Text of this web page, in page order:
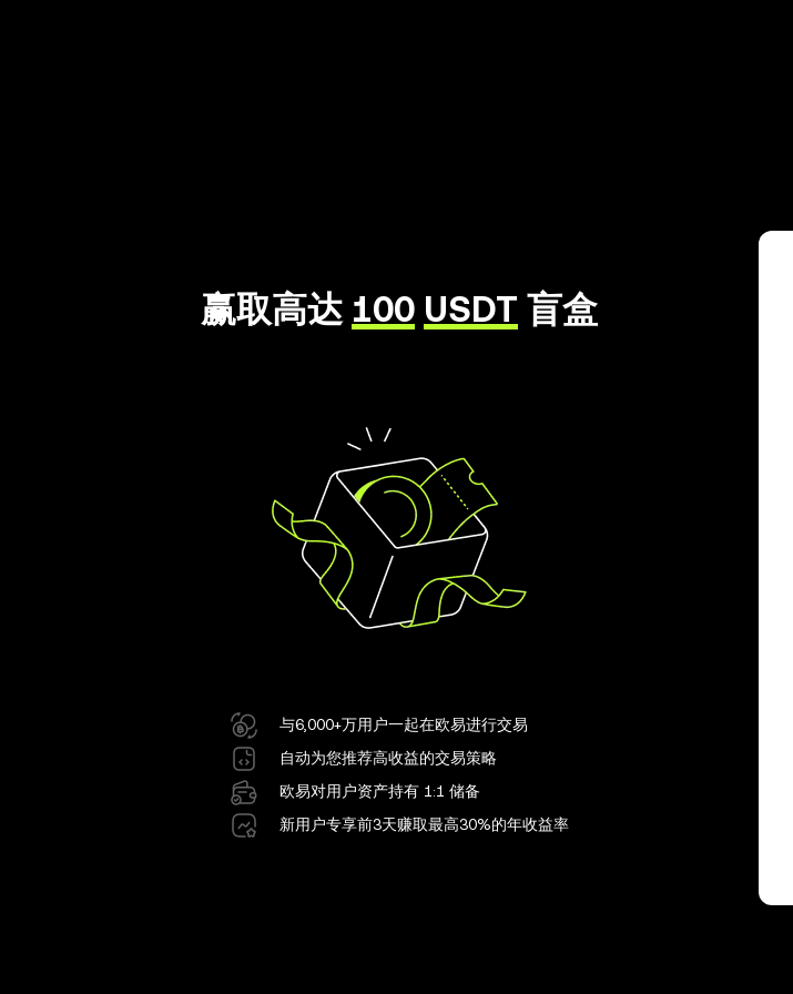
赢取高达 100 USDT 盲盒
与6,000+万用户一起在欧易进行交易
自动为您推荐高收益的交易策略
欧易对用户资产持有 1:1 储备
新用户专享前3天赚取最高30%的年收益率